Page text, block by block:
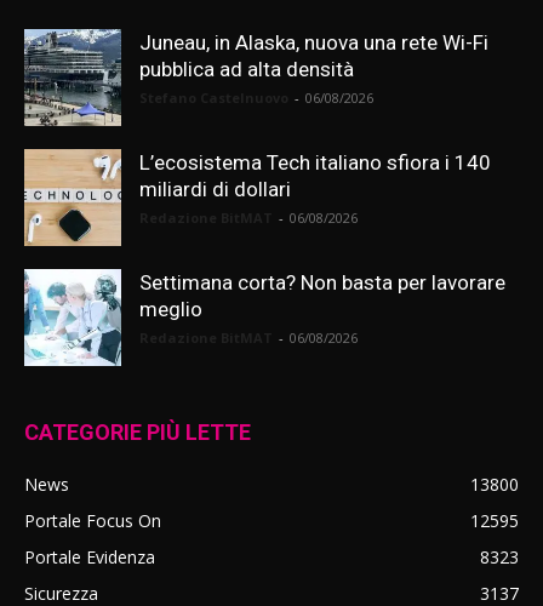
Juneau, in Alaska, nuova una rete Wi-Fi
pubblica ad alta densità
- 06/08/2026
L’ecosistema Tech italiano sfiora i 140
miliardi di dollari
- 06/08/2026
Settimana corta? Non basta per lavorare
meglio
- 06/08/2026
CATEGORIE PIÙ LETTE
News
13800
Portale Focus On
12595
Portale Evidenza
8323
Sicurezza
3137